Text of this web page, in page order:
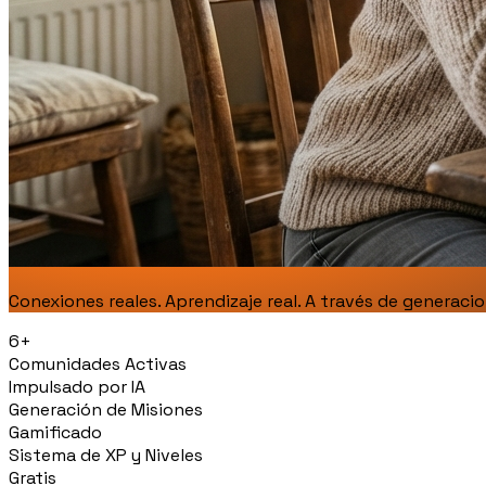
Conexiones reales. Aprendizaje real. A través de
6+
Comunidades Activas
Impulsado por IA
Generación de Misiones
Gamificado
Sistema de XP y Niveles
Gratis